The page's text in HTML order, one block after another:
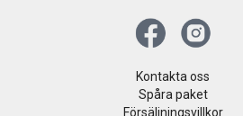
Kontakta oss
Spåra paket
Försäljningsvillkor